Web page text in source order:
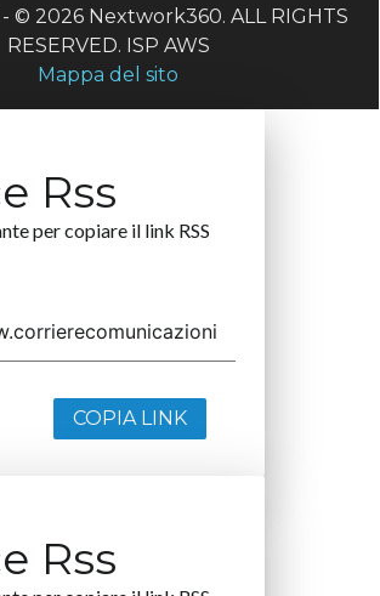
© 2026 Nextwork360. ALL RIGHTS
RESERVED. ISP AWS
Mappa del sito
Rss
per copiare il link RSS
COPIA LINK
Rss